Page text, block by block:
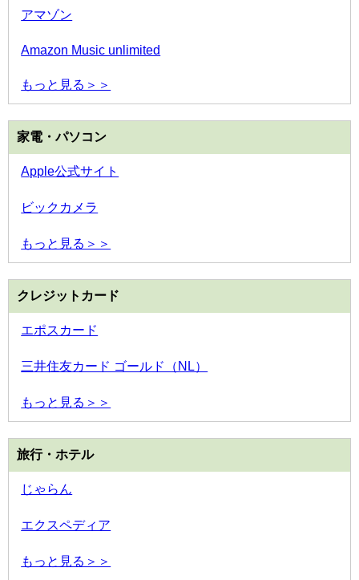
アマゾン
Amazon Music unlimited
もっと見る＞＞
家電・パソコン
Apple公式サイト
ビックカメラ
もっと見る＞＞
クレジットカード
エポスカード
三井住友カード ゴールド（NL）
もっと見る＞＞
旅行・ホテル
じゃらん
エクスペディア
もっと見る＞＞